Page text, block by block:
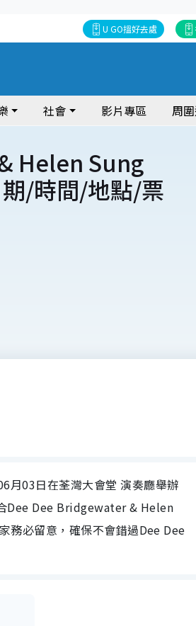
U GO搵好去處
社會 影片專區 周
Helen Sung
/時間/地點/票
03日在荃灣大會堂 演奏廳舉辦
Dee Dee Bridgewater & Helen
務必留意，確保不會錯過Dee Dee